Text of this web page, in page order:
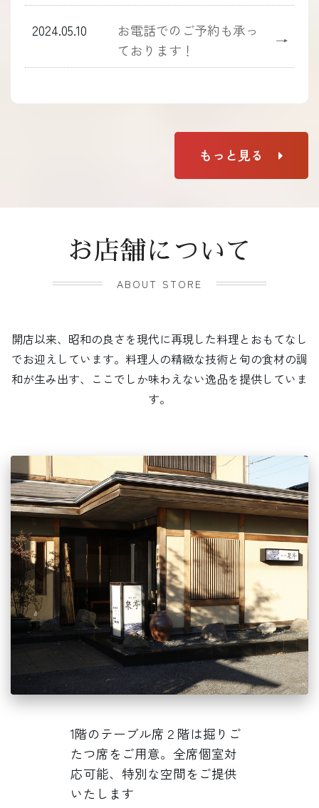
2024.05.10
お電話でのご予約も承っ
ております！
→
もっと見る
お店舗について
ABOUT STORE
開店以来、昭和の良さを現代に再現した料理とおもてなし
でお迎えしています。料理人の精緻な技術と旬の食材の調
和が生み出す、ここでしか味わえない逸品を提供していま
す。
1階のテーブル席２階は掘りご
たつ席をご用意。全席個室対
応可能、特別な空間をご提供
いたします